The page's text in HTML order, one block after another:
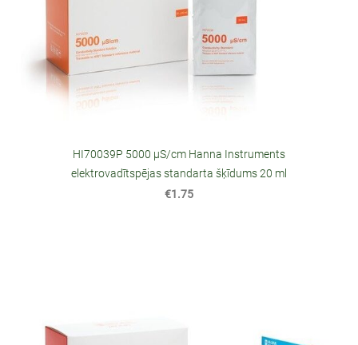
HI70039P 5000 µS/cm Hanna Instruments
elektrovadītspējas standarta šķīdums 20 ml
€1.75